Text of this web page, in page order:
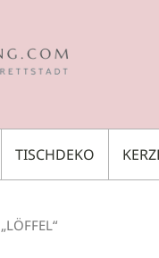
TISCHDEKO